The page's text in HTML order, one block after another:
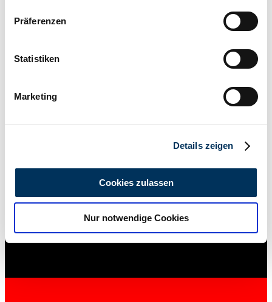
Informationen über Ihre geografische Lage
können
bestimmten Merkmalen (Fingerprinting) identifizieren
Erfahren Sie mehr darüber, wie Ihre persönlichen Daten
analysieren. Außerdem geben wir Informationen zu Ihrer
Verwendung unserer Website an unsere Partner für
soziale Medien, Werbung und Analysen weiter. Unsere
haben oder die sie im Rahmen Ihrer Nutzung der Dienste
Präferenzen
Statistiken
Marketing
Details zeigen
Cookies zulassen
Nur notwendige Cookies
Händler